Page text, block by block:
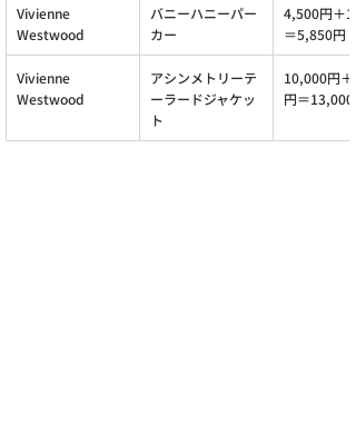
Vivienne
Westwood
バニーハニーパー
カー
4,500円＋
＝5,850円
Vivienne
Westwood
アシンメトリーテ
ーラードジャケッ
ト
10,000円＋
円＝13,000